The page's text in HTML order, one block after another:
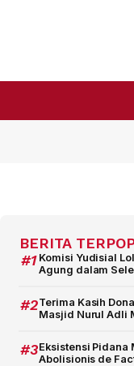
BERITA
#1 Komisi Yudisial
Agung dalam
#2Terima Kasih
Masjid Nurul Adli
#3Eksistensi Pidana
Abolisionis de